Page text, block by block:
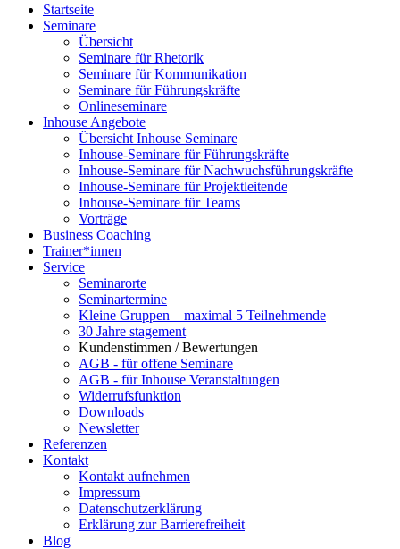
Startseite
Seminare
Übersicht
Seminare für Rhetorik
Seminare für Kommunikation
Seminare für Führungskräfte
Onlineseminare
Inhouse Angebote
Übersicht Inhouse Seminare
Inhouse-Seminare für Führungskräfte
Inhouse-Seminare für Nachwuchsführungskräfte
Inhouse-Seminare für Projektleitende
Inhouse-Seminare für Teams
Vorträge
Business Coaching
Trainer*innen
Service
Seminarorte
Seminartermine
Kleine Gruppen – maximal 5 Teilnehmende
30 Jahre stagement
Kundenstimmen / Bewertungen
AGB - für offene Seminare
AGB - für Inhouse Veranstaltungen
Widerrufsfunktion
Downloads
Newsletter
Referenzen
Kontakt
Kontakt aufnehmen
Impressum
Datenschutzerklärung
Erklärung zur Barrierefreiheit
Blog